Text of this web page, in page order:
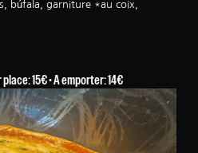
búfala, garniture *au coix,
15€ • A emporter: 14€